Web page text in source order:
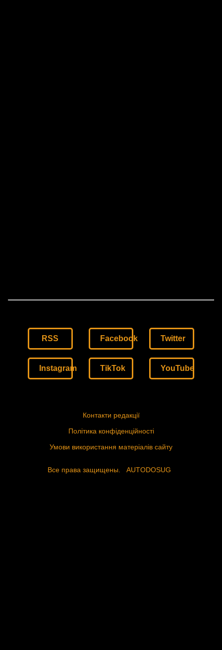
RSS Facebook Twitter
Instagram TikTok YouTube
Контакти редакції
Політика конфіденційності
Умови використання матеріалів сайту
Все права защищены. AUTODOSUG